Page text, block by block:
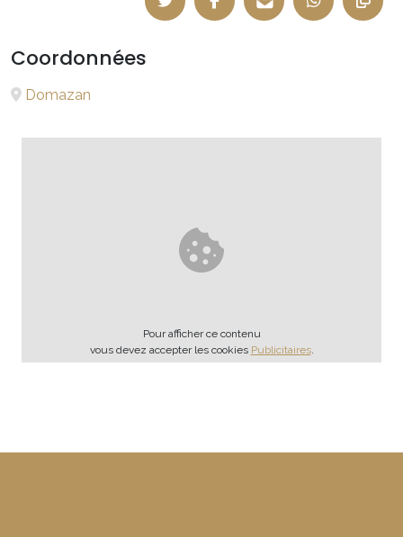
Coordonnées
Domazan
Pour afficher ce contenu
vous devez accepter les cookies Publicitaires.